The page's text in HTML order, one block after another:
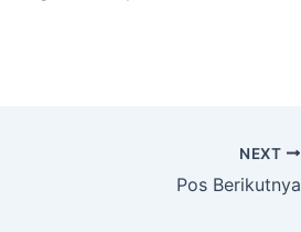
NEXT
Pos Berikutnya